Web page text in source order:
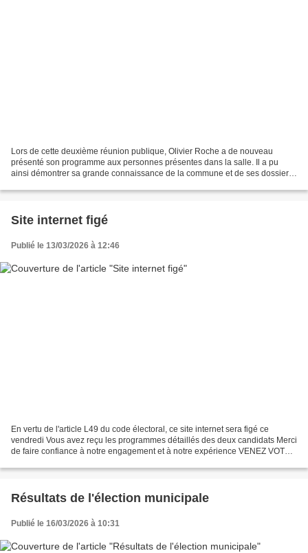
Lors de cette deuxième réunion publique, Olivier Roche a de nouveau
présenté son programme aux personnes présentes dans la salle. Il a pu
ainsi démontrer sa grande connaissance de la commune et de ses dossiers.
Site internet figé
Publié le 13/03/2026 à 12:46
En vertu de l'article L49 du code électoral, ce site internet sera figé ce
vendredi Vous avez reçu les programmes détaillés des deux candidats Merci
de faire confiance à notre engagement et à notre expérience VENEZ VOTER
Résultats de l'élection municipale
Publié le 16/03/2026 à 10:31